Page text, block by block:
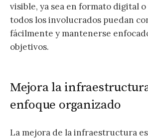
visible, ya sea en formato digital
todos los involucrados puedan
fácilmente y mantenerse
objetivos.
Mejora la
enfoque organizado
La mejora de la infraestructura